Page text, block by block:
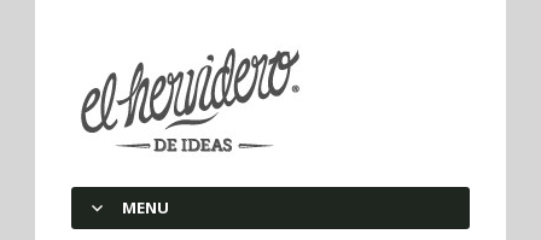
elherviderodeideas
MENU